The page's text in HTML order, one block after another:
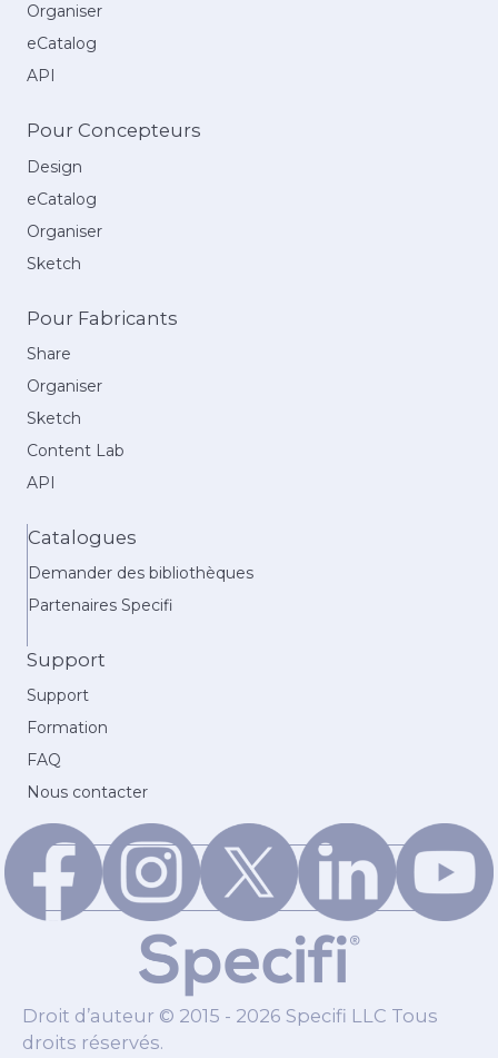
Organiser
eCatalog
API
Pour Concepteurs
Design
eCatalog
Organiser
Sketch
Pour Fabricants
Share
Organiser
Sketch
Content Lab
API
Catalogues
Demander des bibliothèques
Partenaires Specifi
Support
Support
Formation
FAQ
Nous contacter
Droit d’auteur © 2015 - 2026 Specifi LLC Tous
droits réservés.